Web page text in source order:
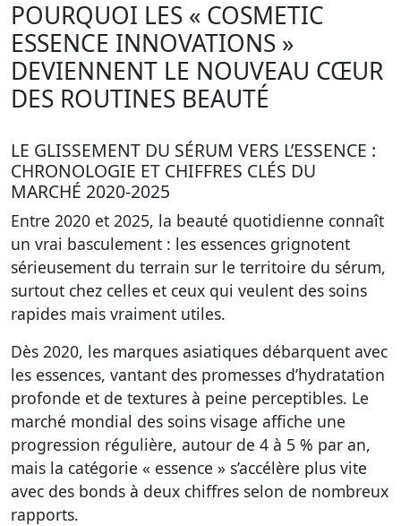
POURQUOI LES « COSMETIC
ESSENCE INNOVATIONS »
DEVIENNENT LE NOUVEAU CŒUR
DES ROUTINES BEAUTÉ
LE GLISSEMENT DU SÉRUM VERS L’ESSENCE :
CHRONOLOGIE ET CHIFFRES CLÉS DU
MARCHÉ 2020-2025
Entre 2020 et 2025, la beauté quotidienne connaît
un vrai basculement : les essences grignotent
sérieusement du terrain sur le territoire du sérum,
surtout chez celles et ceux qui veulent des soins
rapides mais vraiment utiles.
Dès 2020, les marques asiatiques débarquent avec
les essences, vantant des promesses d’hydratation
profonde et de textures à peine perceptibles. Le
marché mondial des soins visage affiche une
progression régulière, autour de 4 à 5 % par an,
mais la catégorie « essence » s’accélère plus vite
avec des bonds à deux chiffres selon de nombreux
rapports.